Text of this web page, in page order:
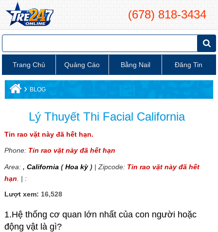
(678) 818-3434
Trang Chủ Quảng Cáo Bằng Nail Đăng Tin
› BLOG
Lý Thuyết Thi Facial California
Tin rao vặt này đã hết hạn.
Phone: Tin rao vặt này đã hết hạn
Area: , California (Hoa kỳ)| Zipcode: Tin rao vặt này đã hết
hạn . | :
Lượt xem: 16,528
1.Hệ thống cơ quan lớn nhất của con người hoặc
động vật là gì?